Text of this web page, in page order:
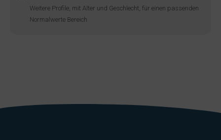
Weitere Profile, mit Alter und Geschlecht, für einen passenden
Normalwerte Bereich